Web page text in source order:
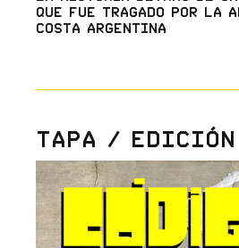
que fue tragado por la
costa argentina
Tapa /